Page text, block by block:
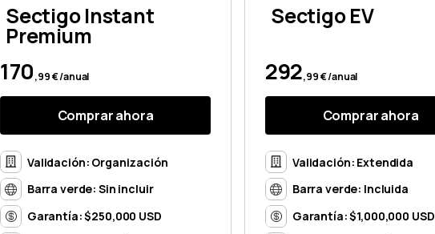
Sectigo Instant
Premium
170,99 € /anual
Comprar ahora
Validación: Organización
Barra verde: Sin incluir
Garantía: $250,000 USD
Sectigo EV
292,99 € /anual
Comprar ahora
Validación: Extendida
Barra verde: Incluida
Garantía: $1,000,000 USD